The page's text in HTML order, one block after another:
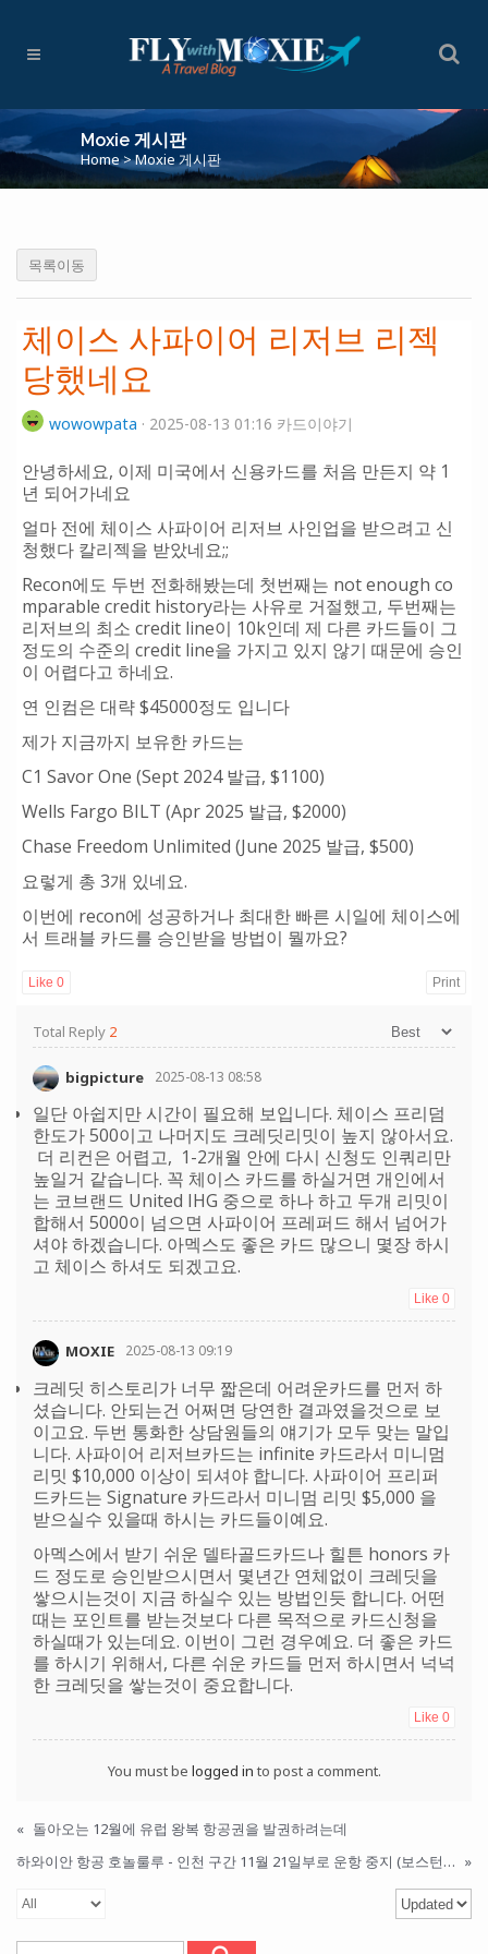
Moxie 게시판
Home>Moxie 게시판
목록이동
체이스 사파이어 리저브 리젝
당했네요
wowowpata · 2025-08-13 01:16 카드이야기
안녕하세요, 이제 미국에서 신용카드를 처음 만든지 약 1
년 되어가네요
얼마 전에 체이스 사파이어 리저브 사인업을 받으려고 신
청했다 칼리젝을 받았네요;;
Recon에도 두번 전화해봤는데 첫번째는 not enough co
mparable credit history라는 사유로 거절했고, 두번째는
리저브의 최소 credit line이 10k인데 제 다른 카드들이 그
정도의 수준의 credit line을 가지고 있지 않기 때문에 승인
이 어렵다고 하네요.
연 인컴은 대략 $45000정도 입니다
제가 지금까지 보유한 카드는
C1 Savor One (Sept 2024 발급, $1100)
Wells Fargo BILT (Apr 2025 발급, $2000)
Chase Freedom Unlimited (June 2025 발급, $500)
요렇게 총 3개 있네요.
이번에 recon에 성공하거나 최대한 빠른 시일에 체이스에
서 트래블 카드를 승인받을 방법이 뭘까요?
Like 0 Print
Total Reply 2
bigpicture 2025-08-13 08:58
일단 아쉽지만 시간이 필요해 보입니다. 체이스 프리덤
한도가 500이고 나머지도 크레딧리밋이 높지 않아서요.
더 리컨은 어렵고, 1-2개월 안에 다시 신청도 인쿼리만
높일거 같습니다. 꼭 체이스 카드를 하실거면 개인에서
는 코브랜드 United IHG 중으로 하나 하고 두개 리밋이
합해서 5000이 넘으면 사파이어 프레퍼드 해서 넘어가
셔야 하겠습니다. 아멕스도 좋은 카드 많으니 몇장 하시
고 체이스 하셔도 되겠고요.
Like 0
MOXIE 2025-08-13 09:19
크레딧 히스토리가 너무 짧은데 어려운카드를 먼저 하
셨습니다. 안되는건 어쩌면 당연한 결과였을것으로 보
이고요. 두번 통화한 상담원들의 얘기가 모두 맞는 말입
니다. 사파이어 리저브카드는 infinite 카드라서 미니멈
리밋 $10,000 이상이 되셔야 합니다. 사파이어 프리퍼
드카드는 Signature 카드라서 미니멈 리밋 $5,000 을
받으실수 있을때 하시는 카드들이예요.
아멕스에서 받기 쉬운 델타골드카드나 힐튼 honors 카
드 정도로 승인받으시면서 몇년간 연체없이 크레딧을
쌓으시는것이 지금 하실수 있는 방법인듯 합니다. 어떤
때는 포인트를 받는것보다 다른 목적으로 카드신청을
하실때가 있는데요. 이번이 그런 경우예요. 더 좋은 카드
를 하시기 위해서, 다른 쉬운 카드들 먼저 하시면서 넉넉
한 크레딧을 쌓는것이 중요합니다.
Like 0
You must be logged in to post a comment.
« 돌아오는 12월에 유럽 왕복 항공권을 발권하려는데
하와이안 항공 호놀룰루 - 인천 구간 11월 21일부로 운항 중지 (보스턴, 후쿠오카도 11월 19일부터 중지) »